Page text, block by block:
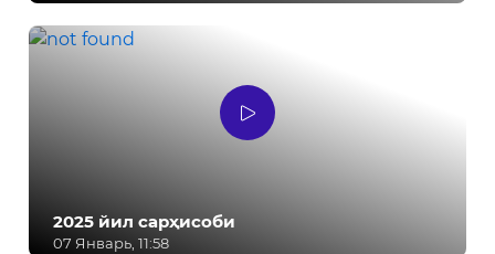
2025 йил сарҳисоби
07 Январь, 11:58